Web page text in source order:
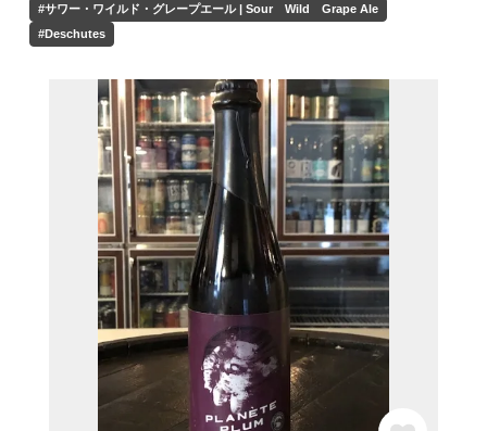
#サワー・ワイルド・グレープエール | Sour Wild Grape Ale
#Deschutes